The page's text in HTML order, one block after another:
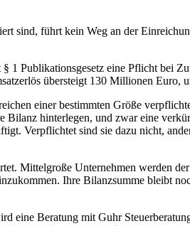
sind, führt kein Weg an der
1 Publikationsgesetz eine Pflicht bei
übersteigt 130 Millionen Euro,
einer bestimmten Größe
Bilanz hinterlegen, und zwar eine
Verpflichtet sind sie dazu nicht,
Mittelgroße Unternehmen werden
Ihre Bilanzsumme bleibt
eine Beratung mit Guhr